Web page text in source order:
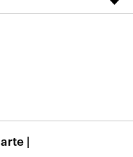
arte |